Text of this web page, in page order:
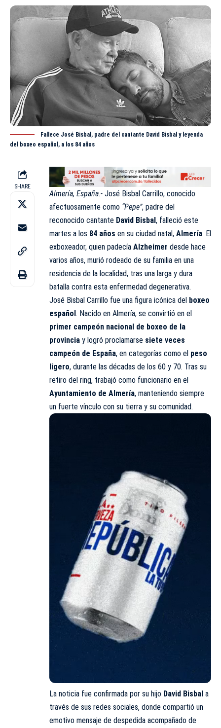
Fallece José Bisbal, padre del cantante David Bisbal y leyenda
del boxeo español, a los 84 años
SHARE
Almería, España.- José Bisbal Carrillo, conocido
afectuosamente como “Pepe”, padre del
reconocido cantante David Bisbal, falleció este
martes a los 84 años en su ciudad natal, Almería. El
exboxeador, quien padecía Alzheimer desde hace
varios años, murió rodeado de su familia en una
residencia de la localidad, tras una larga y dura
batalla contra esta enfermedad degenerativa.
José Bisbal Carrillo fue una figura icónica del boxeo
español. Nacido en Almería, se convirtió en el
primer campeón nacional de boxeo de la
provincia y logró proclamarse siete veces
campeón de España, en categorías como el peso
ligero, durante las décadas de los 60 y 70. Tras su
retiro del ring, trabajó como funcionario en el
Ayuntamiento de Almería, manteniendo siempre
un fuerte vínculo con su tierra y su comunidad.
La noticia fue confirmada por su hijo David Bisbal a
través de sus redes sociales, donde compartió un
emotivo mensaje de despedida acompañado de